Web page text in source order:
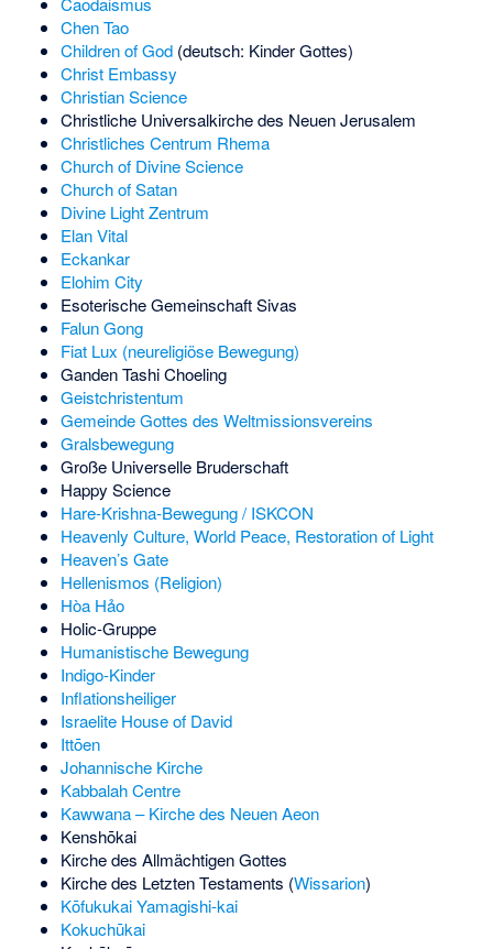
Chen Tao
Children of God(deutsch: Kinder Gottes)
Christ Embassy
Christian Science
Christliche Universalkirche des Neuen Jerusalem
Christliches Centrum Rhema
Church of Divine Science
Church of Satan
Divine Light Zentrum
Elan Vital
Eckankar
Elohim City
Esoterische Gemeinschaft Sivas
Falun Gong
Fiat Lux (neureligiöse Bewegung)
Ganden Tashi Choeling
Geistchristentum
Gemeinde Gottes des Weltmissionsvereins
Gralsbewegung
Große Universelle Bruderschaft
Happy Science
Hare-Krishna-Bewegung / ISKCON
Heavenly Culture, World Peace, Restoration of Light
Heaven’s Gate
Hellenismos (Religion)
Hòa Hảo
Holic-Gruppe
Humanistische Bewegung
Indigo-Kinder
Inflationsheiliger
Israelite House of David
Ittōen
Johannische Kirche
Kabbalah Centre
Kawwana – Kirche des Neuen Aeon
Kenshōkai
Kirche des Allmächtigen Gottes
Kirche des Letzten Testaments (Wissarion)
Kōfukukai Yamagishi-kai
Kokuchūkai